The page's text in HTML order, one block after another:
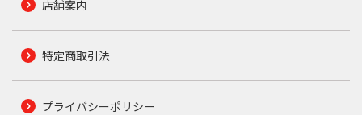
店舗案内
特定商取引法
プライバシーポリシー